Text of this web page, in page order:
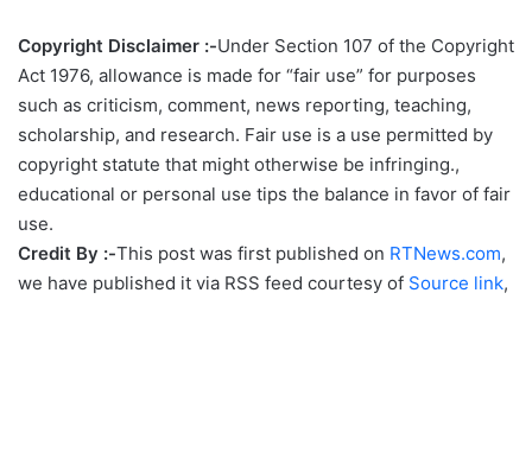
Copyright Disclaimer :-Under Section 107 of the Copyright
Act 1976, allowance is made for “fair use” for purposes
such as criticism, comment, news reporting, teaching,
scholarship, and research. Fair use is a use permitted by
copyright statute that might otherwise be infringing.,
educational or personal use tips the balance in favor of fair
use.
Credit By :-This post was first published on RTNews.com,
we have published it via RSS feed courtesy of Source link,